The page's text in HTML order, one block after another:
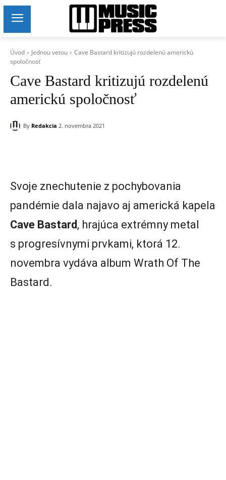
Úvod Jednou vetou
Cave Bastard kritizujú rozdelenú americkú
spoločnosť
Cave Bastard kritizujú rozdelenú
americkú spoločnosť
By Redakcia 2. novembra 2021
Svoje znechutenie z pochybovania
pandémie dala najavo aj americká kapela
Cave Bastard, hrajúca extrémny metal
s progresívnymi prvkami, ktorá 12.
novembra vydáva album Wrath Of The
Bastard.